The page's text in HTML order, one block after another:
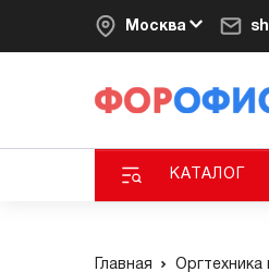
Москва
КАТАЛОГ
Главная